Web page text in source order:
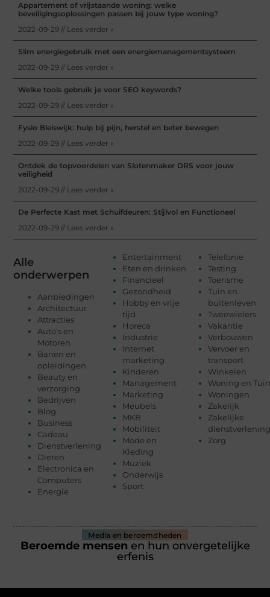
Alle
onderwerpen
Aanbiedingen
Architectuur
Attracties
Auto's en
Motoren
Banen en
opleidingen
Beauty en
verzorging
Bedrijven
Blog
Business
Cadeau
Dienstverlening
Dieren
Electronica en
Computers
Energie
Entertainment
Eten en drinken
Financieel
Gezondheid
Hobby en vrije
tijd
Horeca
Industrie
Internet
marketing
Kinderen
Management
Marketing
Meubels
MKB
Mobiliteit
Mode en
Kleding
Muziek
Onderwijs
Sport
Telefonie
Testing
Toerisme
Tuin en
buitenleven
Tweewielers
Vakantie
Verbouwen
Vervoer en
transport
Winkelen
Woning en Tuin
Woningen
Zakelijk
Zakelijke
dienstverlening
Zorg
Appartement of vrijstaande woning: welke
beveiligingsoplossingen passen bij jouw type woning?
2022-09-29 // Lees verder »
Slim energiegebruik met een energiemanagementsysteem
2022-09-29 // Lees verder »
Welke tools gebruik je voor SEO keywords?
2022-09-29 // Lees verder »
Fysio Bleiswijk: hulp bij pijn, herstel en beter bewegen
2022-09-29 // Lees verder »
Ontdek de topvoordelen van Slotenmaker DRS voor jouw
veiligheid
2022-09-29 // Lees verder »
De Perfecte Kast met Schuifdeuren: Stijlvol en Functioneel
2022-09-29 // Lees verder »
Media en beroemdheden
Beroemde mensen en hun onvergetelijke
erfenis